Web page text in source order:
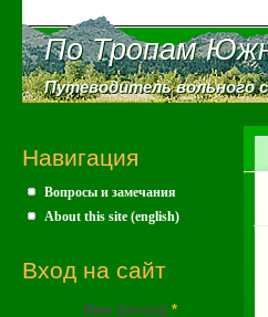
По Тропам
По Тропам
Путеводитель вольного
Путеводитель вольного
Навигация
Вопросы и замечания
About this site (english)
Вход на сайт
Имя (почта) *